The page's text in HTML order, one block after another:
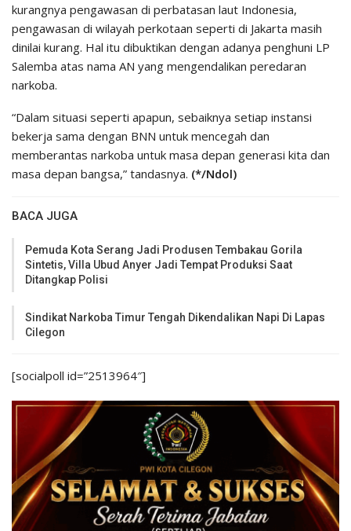
kurangnya pengawasan di perbatasan laut Indonesia,
pengawasan di wilayah perkotaan seperti di Jakarta masih
dinilai kurang. Hal itu dibuktikan dengan adanya penghuni LP
Salemba atas nama AN yang mengendalikan peredaran
narkoba.
“Dalam situasi seperti apapun, sebaiknya setiap instansi
bekerja sama dengan BNN untuk mencegah dan
memberantas narkoba untuk masa depan generasi kita dan
masa depan bangsa,” tandasnya. (*/Ndol)
BACA JUGA
Pemuda Kota Serang Jadi Produsen Tembakau Gorila
Sintetis, Villa Ubud Anyer Jadi Tempat Produksi Saat
Ditangkap Polisi
Sindikat Narkoba Timur Tengah Dikendalikan Napi Di Lapas
Cilegon
[socialpoll id=”2513964″]